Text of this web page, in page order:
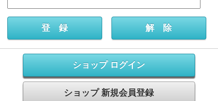
ショップ ログイン
ショップ 新規会員登録